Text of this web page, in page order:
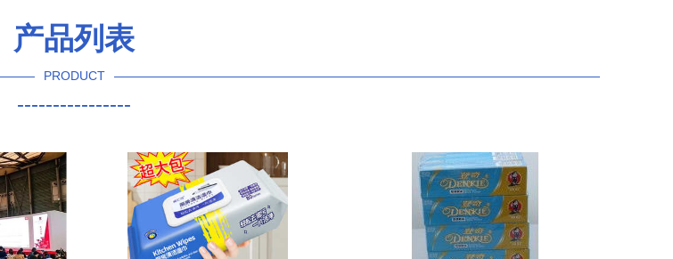
产品列表
PRODUCT
----------------